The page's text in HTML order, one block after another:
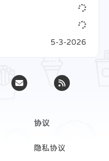
5-3-2026
协议
隐私协议